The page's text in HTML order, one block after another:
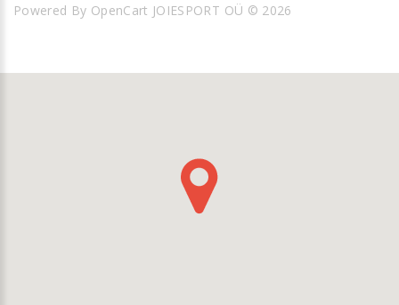
Powered By OpenCart JOIESPORT OÜ © 2026